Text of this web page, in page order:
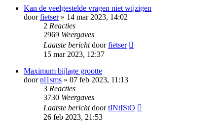
Kan de veelgestelde vragen niet wijzigen
doorfietser» 14 mar 2023, 14:02
2 Reacties
2969 Weergaves
Laatste berichtdoorfietser
15 mar 2023, 12:37
Maximum bijlage grootte
doornl1sms » 07 feb 2023, 11:13
3 Reacties
3730 Weergaves
Laatste berichtdoortINtIStO
26 feb 2023, 21:53